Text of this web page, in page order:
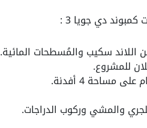
دي جويا 3 :
اللاند سكيب والمُسطحات المائية.
للمشروع.
مساحة 4 أفدنة.
والمشي وركوب الدراجات.